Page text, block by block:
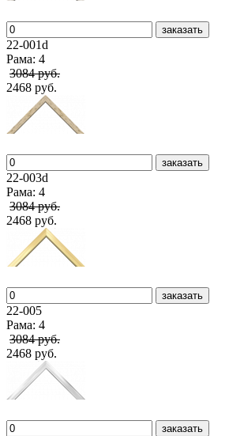
заказать
22-001d
Рама: 4
3084 руб.
2468 руб.
заказать
22-003d
Рама: 4
3084 руб.
2468 руб.
заказать
22-005
Рама: 4
3084 руб.
2468 руб.
заказать